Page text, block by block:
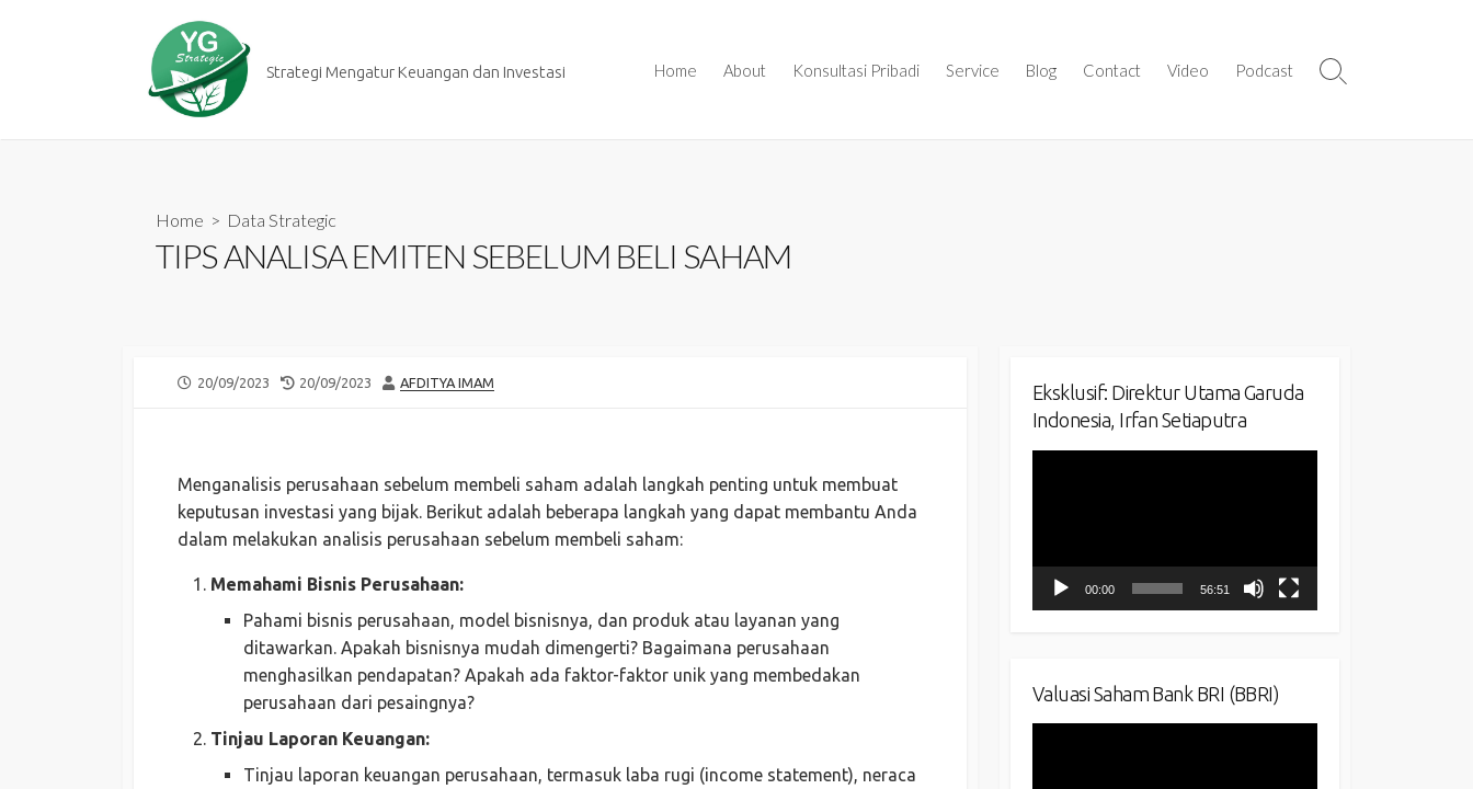
Strategi Mengatur Keuangan dan Investasi Home About Konsultasi Pribadi Service Blog Contact Video Podcast
Search
Home > Data Strategic
TIPS ANALISA EMITEN SEBELUM BELI SAHAM
PUBLISHED
20/09/2023
LAST
20/09/2023 AUTHOR
AFDITYA IMAM
Menganalisis perusahaan sebelum membeli saham adalah langkah penting untuk membuat
keputusan investasi yang bijak. Berikut adalah beberapa langkah yang dapat membantu Anda
dalam melakukan analisis perusahaan sebelum membeli saham:
Memahami Bisnis Perusahaan:
Pahami bisnis perusahaan, model bisnisnya, dan produk atau layanan yang
ditawarkan. Apakah bisnisnya mudah dimengerti? Bagaimana perusahaan
menghasilkan pendapatan? Apakah ada faktor-faktor unik yang membedakan
perusahaan dari pesaingnya?
Tinjau Laporan Keuangan:
Tinjau laporan keuangan perusahaan, termasuk laba rugi (income statement), neraca
Eksklusif: Direktur Utama Garuda
Indonesia, Irfan Setiaputra
00:00 56:51
Valuasi Saham Bank BRI (BBRI)